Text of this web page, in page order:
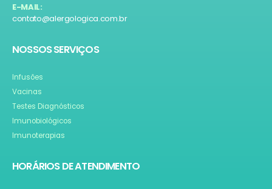
E-MAIL:
contato@alergologica.com.br
NOSSOS SERVIÇOS
Infusões
Vacinas
Testes Diagnósticos
Imunobiológicos
Imunoterapias
HORÁRIOS DE ATENDIMENTO